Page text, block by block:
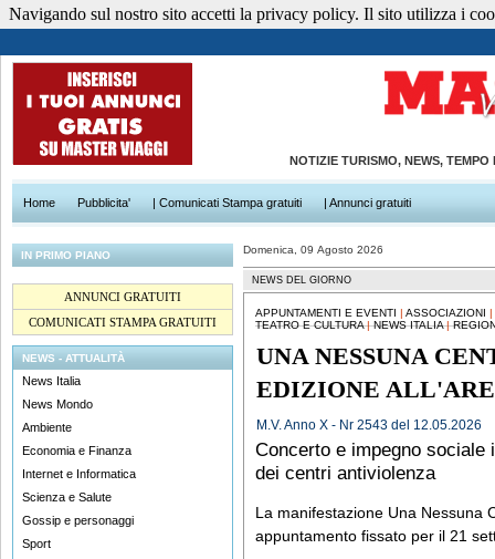
NOTIZIE TURISMO, NEWS,
Home Pubblicita' | Comunicati Stampa gratuiti | Annunci gratuiti
IN PRIMO PIANO
ANNUNCI GRATUITI
COMUNICATI STAMPA GRATUITI
NEWS - ATTUALITÀ
News Italia
News Mondo
Ambiente
Economia e Finanza
Internet e Informatica
Scienza e Salute
Gossip e personaggi
Sport
Domenica, 09 Agosto 2026
NEWS DEL GIORNO
APPUNTAMENTI E EVENTI | ASSOCIAZIONI |
TEATRO E CULTURA|NEWS ITALIA|
UNA NESSUNA
EDIZIONE
M.V. Anno X - Nr 2543 del 12.05.2026
Concerto e impegno sociale
dei centri antiviolenza
La manifestazione Una Nessuna
appuntamento fissato per il 21
Navigando sul nostro sito accetti la privacy policy. Il sito utilizza i